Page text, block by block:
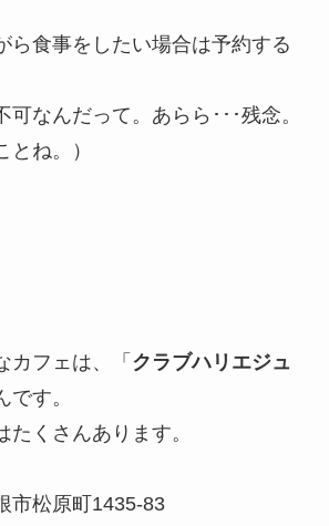
ら食事をしたい場合は予約する
可なんだって。あらら･･･残念。
ね。）
カフェは、「 クラブハリエジュ
です。
くさんあります。
市松原町1435-83